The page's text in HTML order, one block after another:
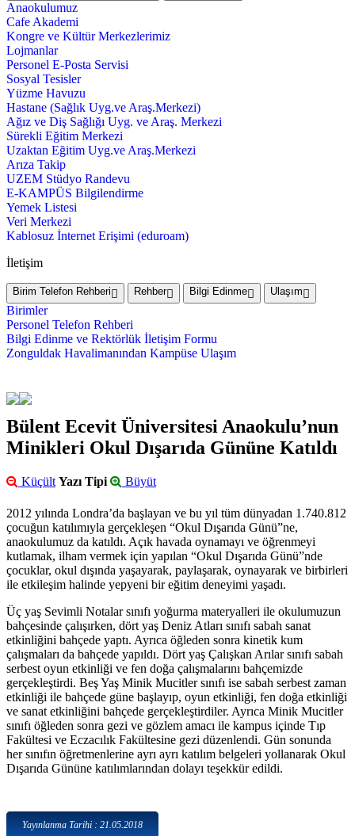
Anaokulumuz
Cafe Akademi
Kongre ve Kültür Merkezlerimiz
Lojmanlar
Personel E-Posta Servisi
Sosyal Tesisler
Yüzme Havuzu
Hastane (Sağlık Uyg.ve Araş.Merkezi)
Ağız ve Diş Sağlığı Uyg. ve Araş. Merkezi
Sürekli Eğitim Merkezi
Uzaktan Eğitim Uyg.ve Araş.Merkezi
Arıza Takip
UZEM Stüdyo Randevu
E-KAMPÜS Bilgilendirme
Yemek Listesi
Veri Merkezi
Kablosuz İnternet Erişimi (eduroam)
İletişim
Birim Telefon Rehberi Rehber Bilgi Edinme Ulaşım
Birimler
Personel Telefon Rehberi
Bilgi Edinme ve Rektörlük İletişim Formu
Zonguldak Havalimanından Kampüse Ulaşım
Bülent Ecevit Üniversitesi Anaokulu’nun
Minikleri Okul Dışarıda Gününe Katıldı
Küçült Yazı Tipi Büyüt
2012 yılında Londra’da başlayan ve bu yıl tüm dünyadan 1.740.812
çocuğun katılımıyla gerçekleşen “Okul Dışarıda Günü”ne,
anaokulumuz da katıldı. Açık havada oynamayı ve öğrenmeyi
kutlamak, ilham vermek için yapılan “Okul Dışarıda Günü”nde
çocuklar, okul dışında yaşayarak, paylaşarak, oynayarak ve birbirleri
ile etkileşim halinde yepyeni bir eğitim deneyimi yaşadı.
Üç yaş Sevimli Notalar sınıfı yoğurma materyalleri ile okulumuzun
bahçesinde çalışırken, dört yaş Deniz Atları sınıfı sabah sanat
etkinliğini bahçede yaptı. Ayrıca öğleden sonra kinetik kum
çalışmaları da bahçede yapıldı. Dört yaş Çalışkan Arılar sınıfı sabah
serbest oyun etkinliği ve fen doğa çalışmalarını bahçemizde
gerçekleştirdi. Beş Yaş Minik Mucitler sınıfı ise sabah serbest zaman
etkinliği ile bahçede güne başlayıp, oyun etkinliği, fen doğa etkinliği
ve sanat etkinliğini bahçede gerçekleştirdiler. Ayrıca Minik Mucitler
sınıfı öğleden sonra gezi ve gözlem amacı ile kampus içinde Tıp
Fakültesi ve Eczacılık Fakültesine gezi düzenlendi. Gün sonunda
her sınıfın öğretmenlerine ayrı ayrı katılım belgeleri yollanarak Okul
Dışarıda Gününe katılımlarından dolayı teşekkür edildi.
Yayınlanma Tarihi : 21.05.2018